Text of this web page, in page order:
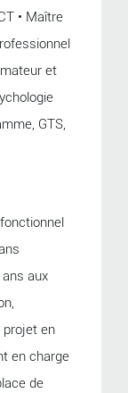
• Maître
et
GTS,
aux
projet en
en charge
de